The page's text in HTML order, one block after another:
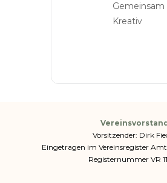
Gemeinsam
Kreativ
Vorsitzender: Dirk
Eingetragen im Vereinsregister
Registernummer VR